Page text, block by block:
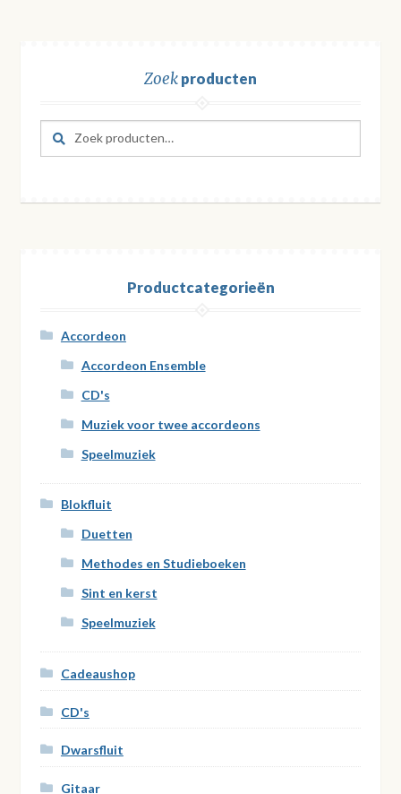
Zoekproducten
Zoeken
naar:
Zoeken
Productcategorieën
Accordeon
Accordeon Ensemble
CD's
Muziek voor twee accordeons
Speelmuziek
Blokfluit
Duetten
Methodes en Studieboeken
Sint en kerst
Speelmuziek
Cadeaushop
CD's
Dwarsfluit
Gitaar